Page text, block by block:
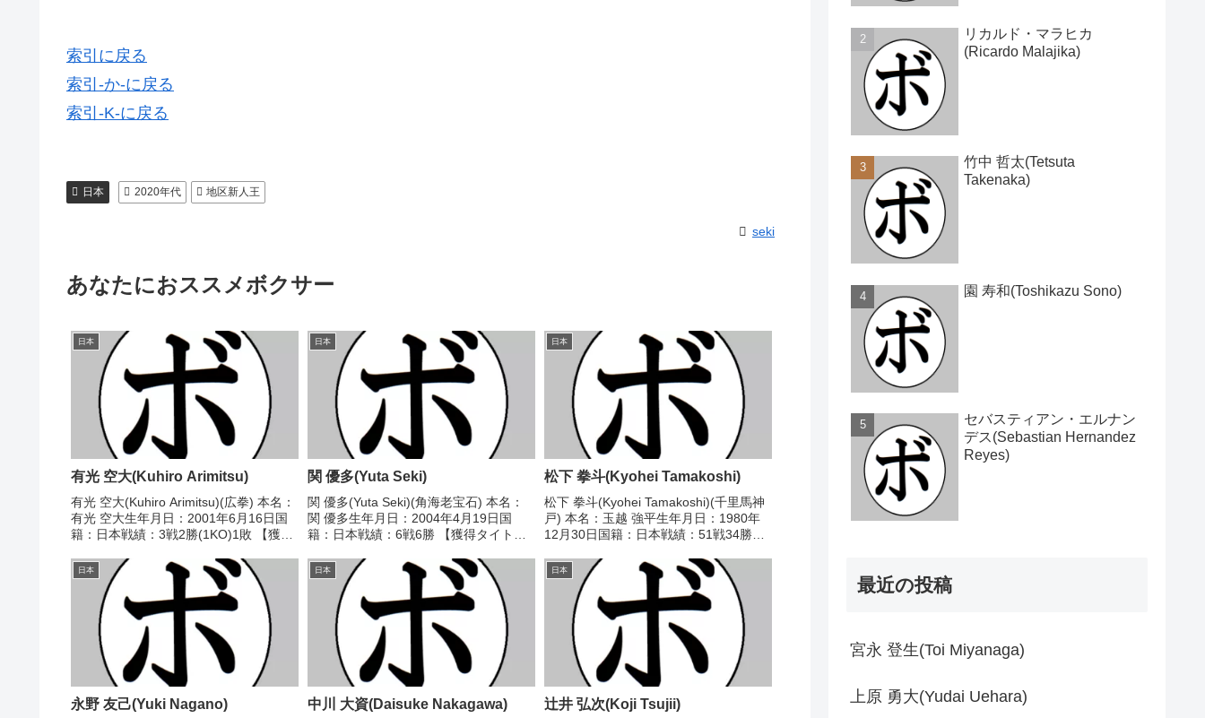
索引に戻る
索引-か-に戻る
索引-K-に戻る
日本 2020年代 地区新人王
seki
あなたにおススメボクサー
日本
有光 空大(Kuhiro Arimitsu)
有光 空大(Kuhiro Arimitsu)(広拳) 本名：
有光 空大生年月日：2001年6月16日国
籍：日本戦績：3戦2勝(1KO)1敗 【獲得
新人王 【戦歴】■2021年度西部日本ライ
ト級新人王決勝...
日本
関 優多(Yuta Seki)
関 優多(Yuta Seki)(角海老宝石) 本名：
関 優多生年月日：2004年4月19日国
籍：日本戦績：6戦6勝 【獲得タイト
定 3-0(39-37、40-36、40-36) 大久保
るきあ...
日本
松下 拳斗(Kyohei Tamakoshi)
松下 拳斗(Kyohei Tamakoshi)(千里馬神
戸) 本名：玉越 強平生年月日：1980年
12月30日国籍：日本戦績：51戦34勝
スーパーフェザー級ユース王座 【戦
歴】1999/01/2...
日本
永野 友己(Yuki Nagano)
日本
中川 大資(Daisuke Nakagawa)
日本
辻井 弘次(Koji Tsujii)
リカルド・マラヒカ
(Ricardo Malajika)
竹中 哲太(Tetsuta
Takenaka)
園 寿和(Toshikazu Sono)
セバスティアン・エルナン
デス(Sebastian Hernandez
Reyes)
最近の投稿
宮永 登生(Toi Miyanaga)
上原 勇大(Yudai Uehara)